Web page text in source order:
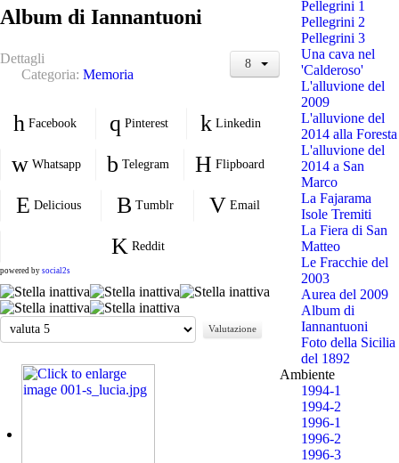
Album di Iannantuoni
Dettagli
Categoria: Memoria
Facebook Pinterest Linkedin
Whatsapp Telegram Flipboard
Delicious Tumblr Email
Reddit
powered by social2s
Valuta
Pellegrini 1
Pellegrini 2
Pellegrini 3
Una cava nel
'Calderoso'
L'alluvione del
2009
L'alluvione del
2014 alla Foresta
L'alluvione del
2014 a San
Marco
La Fajarama
Isole Tremiti
La Fiera di San
Matteo
Le Fracchie del
2003
Aurea del 2009
Album di
Iannantuoni
Foto della Sicilia
del 1892
Ambiente
1994-1
1994-2
1996-1
1996-2
1996-3